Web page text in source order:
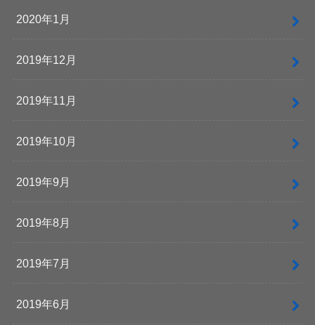
2020年1月
2019年12月
2019年11月
2019年10月
2019年9月
2019年8月
2019年7月
2019年6月